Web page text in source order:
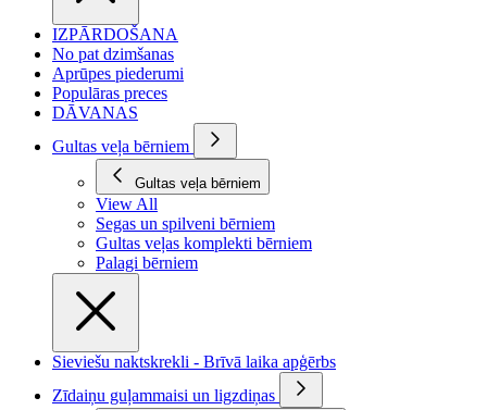
IZPĀRDOŠANA
No pat dzimšanas
Aprūpes piederumi
Populāras preces
DĀVANAS
Gultas veļa bērniem
Gultas veļa bērniem
View All
Segas un spilveni bērniem
Gultas veļas komplekti bērniem
Palagi bērniem
Sieviešu naktskrekli - Brīvā laika apģērbs
Zīdaiņu guļammaisi un ligzdiņas